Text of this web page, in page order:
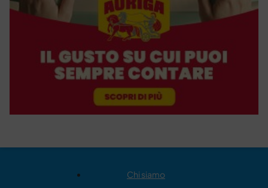
Chi siamo